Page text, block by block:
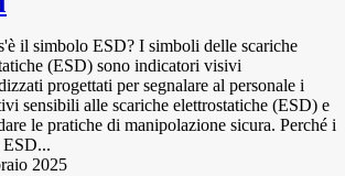
il simbolo ESD? I simboli delle scariche
(ESD) sono indicatori visivi
progettati per segnalare al personale i
sensibili alle scariche elettrostatiche (ESD) e
le pratiche di manipolazione sicura. Perché i
2025